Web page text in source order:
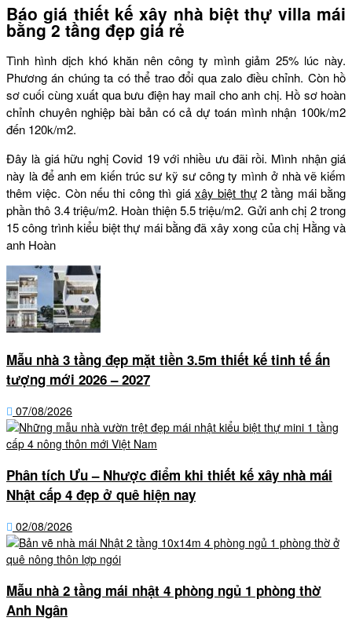
Báo giá thiết kế xây nhà biệt thự villa mái
bằng 2 tầng đẹp giá rẻ
Tình hình dịch khó khăn nên công ty mình giảm 25% lúc này.
Phương án chúng ta có thể trao đổi qua zalo điều chỉnh. Còn hồ
sơ cuối cùng xuất qua bưu điện hay mail cho anh chị. Hồ sơ hoàn
chỉnh chuyên nghiệp bài bản có cả dự toán mình nhận 100k/m2
đến 120k/m2.
Đây là giá hữu nghị Covid 19 với nhiều ưu đãi rồi. Mình nhận giá
này là để anh em kiến trúc sư kỹ sư công ty mình ở nhà vẽ kiếm
thêm việc. Còn nếu thi công thì giá xây biệt thự2 tầng mái bằng
phần thô 3.4 triệu/m2. Hoàn thiện 5.5 triệu/m2. Gửi anh chị 2 trong
15 công trình kiểu biệt thự mái bằng đã xây xong của chị Hằng và
anh Hoàn
Mẫu nhà 3 tầng đẹp mặt tiền 3.5m thiết kế tinh tế ấn
tượng mới 2026 – 2027
07/08/2026
Phân tích Ưu – Nhược điểm khi thiết kế xây nhà mái
Nhật cấp 4 đẹp ở quê hiện nay
02/08/2026
Mẫu nhà 2 tầng mái nhật 4 phòng ngủ 1 phòng thờ
Anh Ngân